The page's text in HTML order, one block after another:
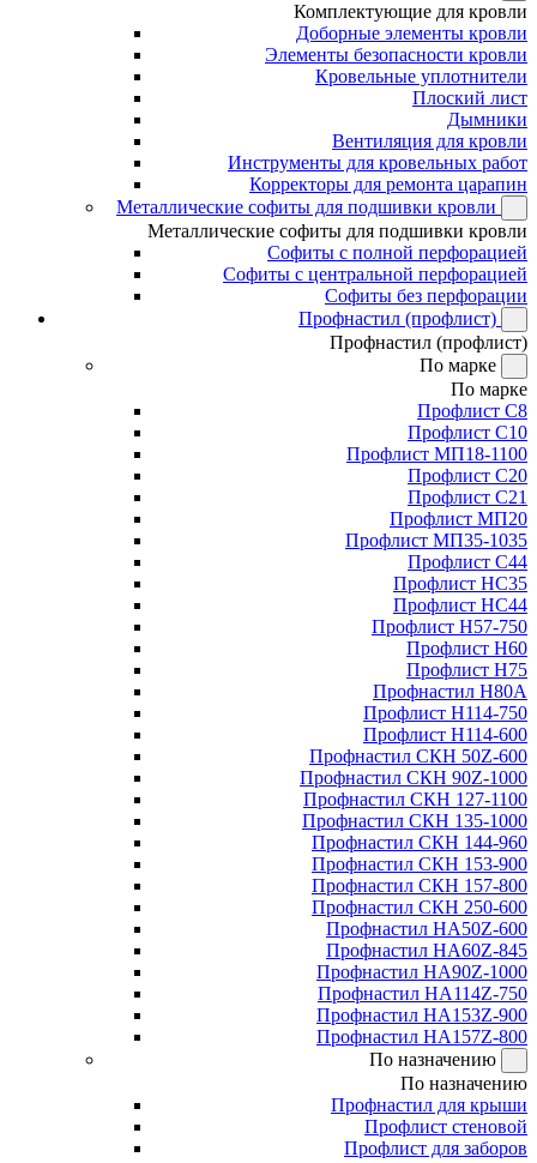
Комплектующие для кровли
Доборные элементы кровли
Элементы безопасности кровли
Кровельные уплотнители
Плоский лист
Дымники
Вентиляция для кровли
Инструменты для кровельных работ
Корректоры для ремонта царапин
Металлические софиты для подшивки кровли
Металлические софиты для подшивки кровли
Софиты с полной перфорацией
Софиты с центральной перфорацией
Софиты без перфорации
Профнастил (профлист)
Профнастил (профлист)
По марке
По марке
Профлист С8
Профлист С10
Профлист МП18-1100
Профлист С20
Профлист С21
Профлист МП20
Профлист МП35-1035
Профлист С44
Профлист НС35
Профлист НС44
Профлист Н57-750
Профлист Н60
Профлист Н75
Профнастил Н80А
Профлист Н114-750
Профлист Н114-600
Профнастил СКН 50Z-600
Профнастил СКН 90Z-1000
Профнастил СКН 127-1100
Профнастил СКН 135-1000
Профнастил СКН 144-960
Профнастил СКН 153-900
Профнастил СКН 157-800
Профнастил СКН 250-600
Профнастил НА50Z-600
Профнастил НА60Z-845
Профнастил НА90Z-1000
Профнастил НА114Z-750
Профнастил НА153Z-900
Профнастил НА157Z-800
По назначению
По назначению
Профнастил для крыши
Профлист стеновой
Профлист для заборов